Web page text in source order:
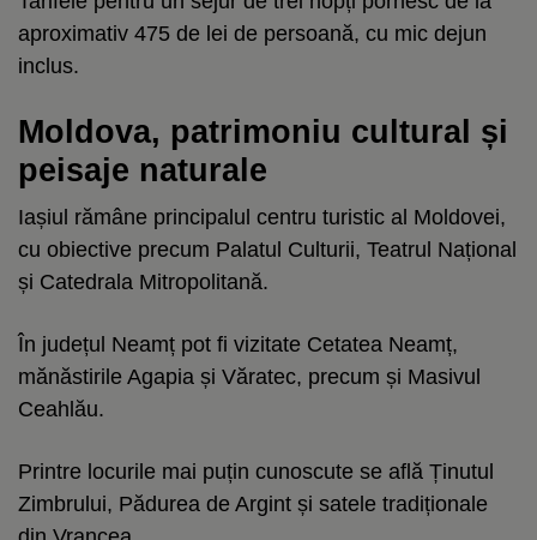
aproximativ 475 de lei de persoană, cu mic dejun
inclus.
Moldova, patrimoniu cultural și
peisaje naturale
Iașiul rămâne principalul centru turistic al Moldovei,
cu obiective precum Palatul Culturii, Teatrul Național
și Catedrala Mitropolitană.
În județul Neamț pot fi vizitate Cetatea Neamț,
mănăstirile Agapia și Văratec, precum și Masivul
Ceahlău.
Printre locurile mai puțin cunoscute se află Ținutul
Zimbrului, Pădurea de Argint și satele tradiționale